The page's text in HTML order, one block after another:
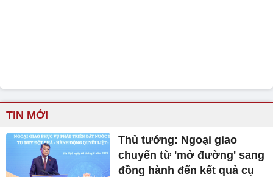
TIN MỚI
Thủ tướng: Ngoại giao
chuyển từ 'mở đường' sang
đồng hành đến kết quả cụ